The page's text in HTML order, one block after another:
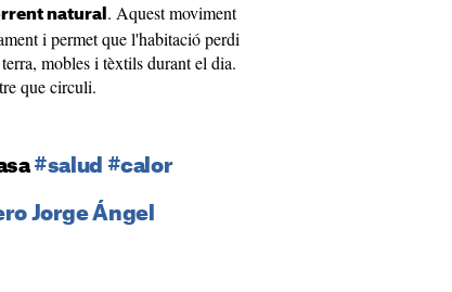
natural . Aquest moviment
i permet que l'habitació perdi
mobles i tèxtils durant el dia.
que circuli.
#salud #calor
Jorge Ángel